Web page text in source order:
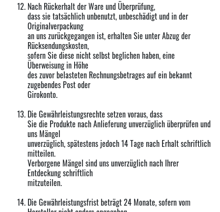
Nach Rückerhalt der Ware und Überprüfung,
dass sie tatsächlich unbenutzt, unbeschädigt und in der
Originalverpackung
an uns zurückgegangen ist, erhalten Sie unter Abzug der
Rücksendungskosten,
sofern Sie diese nicht selbst beglichen haben, eine
Überweisung in Höhe
des zuvor belasteten Rechnungsbetrages auf ein bekannt
zugebendes Post oder
Girokonto.
Die Gewährleistungsrechte setzen voraus, dass
Sie die Produkte nach Anlieferung unverzüglich überprüfen und
uns Mängel
unverzüglich, spätestens jedoch 14 Tage nach Erhalt schriftlich
mitteilen.
Verborgene Mängel sind uns unverzüglich nach Ihrer
Entdeckung schriftlich
mitzuteilen.
Die Gewährleistungsfrist beträgt 24 Monate, sofern vom